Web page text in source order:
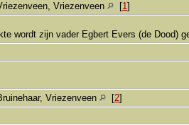
Vriezenveen [1]
wordt zijn vader Egbert Evers (de Dood)
Vriezenveen [2]